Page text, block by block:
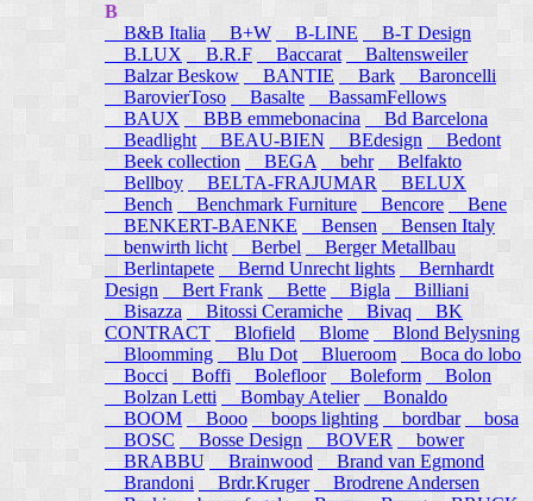
B
B&B Italia
B+W B-LINE
B-T Design
B.LUX
B.R.F Baccarat
Baltensweiler
Balzar Beskow
BANTIE Bark
Baroncelli
BarovierToso
Basalte
BassamFellows
BAUX
BBB emmebonacina
Bd Barcelona
Beadlight
BEAU-BIEN BEdesign
Bedont
Beek collection
BEGA behr
Belfakto
Bellboy
BELTA-FRAJUMAR
BELUX
Bench
Benchmark Furniture Bencore
Bene
BENKERT-BAENKE
Bensen
Bensen Italy
benwirth licht
Berbel
Berger Metallbau
Berlintapete
Bernd Unrecht lights
Bernhardt
Design
Bert Frank Bette Bigla
Billiani
Bisazza
Bitossi Ceramiche Bivaq
BK
CONTRACT
Blofield Blome Blond Belysning
Bloomming
Blu Dot Blueroom
Boca do lobo
Bocci
Boffi Bolefloor Boleform
Bolon
Bolzan Letti
Bombay Atelier
Bonaldo
BOOM
Booo boops lighting bordbar
bosa
BOSC
Bosse Design BOVER
bower
BRABBU
Brainwood
Brand van Egmond
Brandoni
Brdr.Kruger
Brodrene Andersen